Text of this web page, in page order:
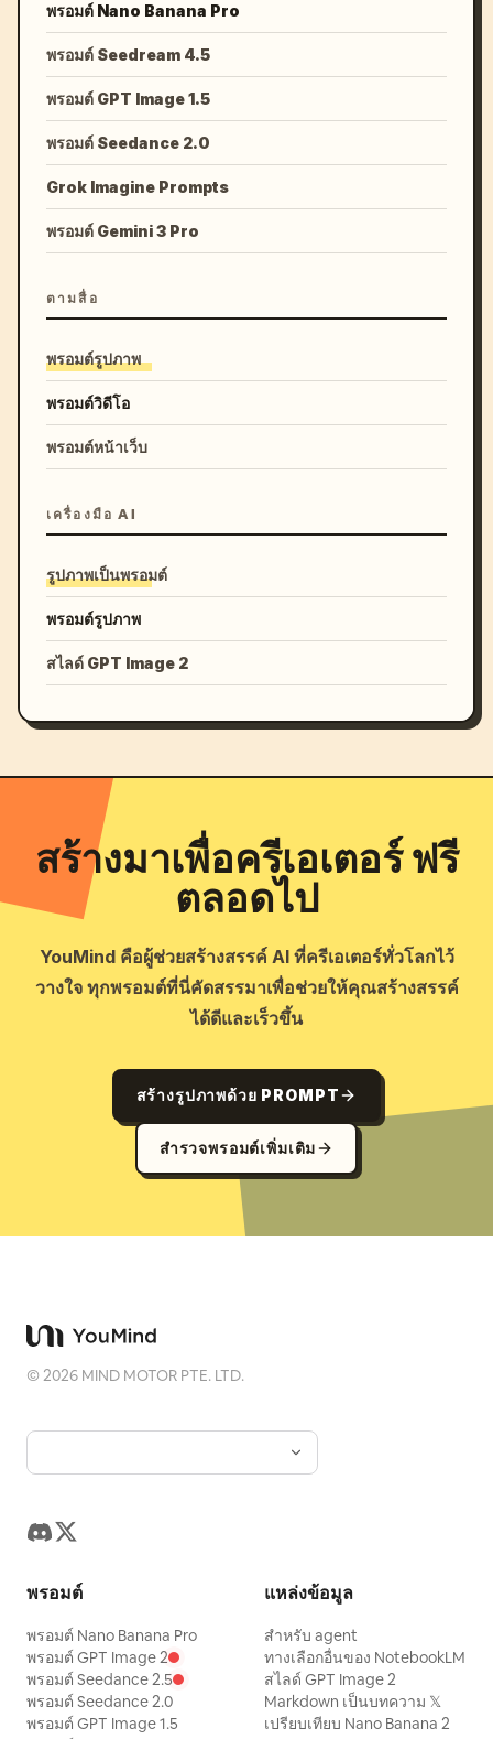
พรอมต์ Nano Banana Pro
พรอมต์ Seedream 4.5
พรอมต์ GPT Image 1.5
พรอมต์ Seedance 2.0
Grok Imagine Prompts
พรอมต์ Gemini 3 Pro
ตามสื่อ
พรอมต์รูปภาพ
พรอมต์วิดีโอ
พรอมต์หน้าเว็บ
เครื่องมือ AI
รูปภาพเป็นพรอมต์
พรอมต์รูปภาพ
สไลด์ GPT Image 2
สร้างมาเพื่อครีเอเตอร์ ฟรี
ตลอดไป
YouMind คือผู้ช่วยสร้างสรรค์ AI ที่ครีเอเตอร์ทั่วโลกไว้
วางใจ ทุกพรอมต์ที่นี่คัดสรรมาเพื่อช่วยให้คุณสร้างสรรค์
ได้ดีและเร็วขึ้น
สร้างรูปภาพด้วย PROMPT
สำรวจพรอมต์เพิ่มเติม
©2026 MIND MOTOR PTE. LTD.
พรอมต์
พรอมต์ Nano Banana Pro
พรอมต์ GPT Image 2
พรอมต์ Seedance 2.5
พรอมต์ Seedance 2.0
พรอมต์ GPT Image 1.5
แหล่งข้อมูล
สำหรับ agent
ทางเลือกอื่นของ NotebookLM
สไลด์ GPT Image 2
Markdown เป็นบทความ 𝕏
เปรียบเทียบ Nano Banana 2